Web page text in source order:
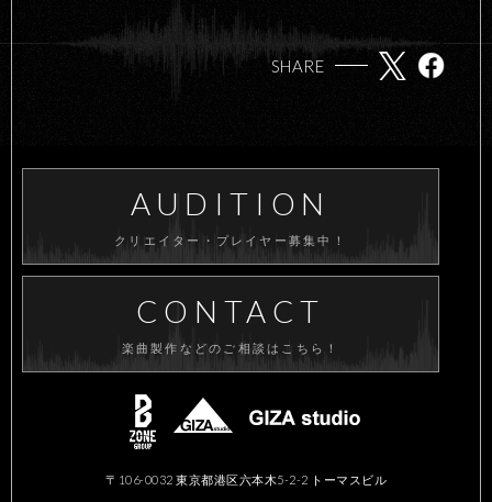
SHARE
〒106-0032 東京都港区六本木5-2-2 トーマスビル
AUDITION
クリエイター・プレイヤー募集中！
CONTACT
楽曲製作などのご相談はこちら！